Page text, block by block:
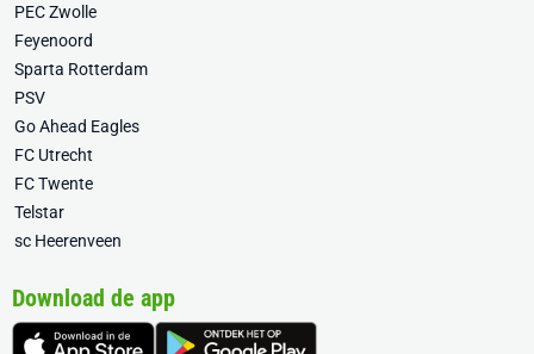
PEC Zwolle
Feyenoord
Sparta Rotterdam
PSV
Go Ahead Eagles
FC Utrecht
FC Twente
Telstar
sc Heerenveen
Download de app